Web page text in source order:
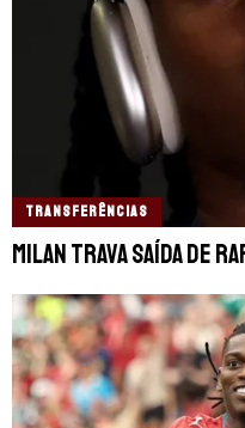
TRANSFERÊNCIAS
Milan trava saída de